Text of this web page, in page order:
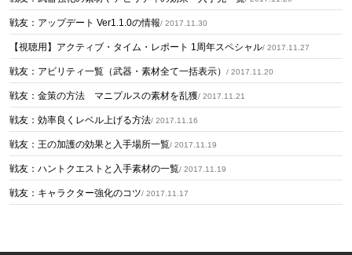
戦友：アップデート Ver1.1.0の情報/ 2017.11.30
【視聴用】アクティブ・タイム・レポート 1周年スペシャル/ 2017.11.27
戦友：アビリティ一覧（武器・素材全て一括表示） / 2017.11.20
戦友：金策の方法 マニプルスの素材を乱獲/ 2017.11.21
戦友：効率良くレベル上げる方法/ 2017.11.16
戦友：王の加護の効果と入手場所一覧/ 2017.11.19
戦友：ハントクエストと入手素材の一覧/ 2017.11.19
戦友：キャラクター強化のコツ/ 2017.11.17